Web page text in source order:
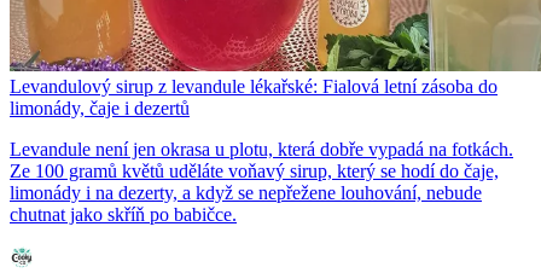
Levandulový sirup z levandule lékařské: Fialová letní zásoba do
limonády, čaje i dezertů
Levandule není jen okrasa u plotu, která dobře vypadá na fotkách.
Ze 100 gramů květů uděláte voňavý sirup, který se hodí do čaje,
limonády i na dezerty, a když se nepřežene louhování, nebude
chutnat jako skříň po babičce.